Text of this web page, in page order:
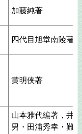
加藤純著
四代目旭堂南陵著
黄明侠著
山本雅代編著，井
男・田浦秀幸・難